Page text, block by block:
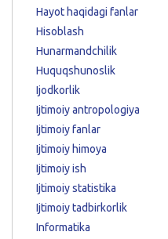
Hayot haqidagi fanlar
Hisoblash
Hunarmandchilik
Huquqshunoslik
Ijodkorlik
Ijtimoiy antropologiya
Ijtimoiy fanlar
Ijtimoiy himoya
Ijtimoiy ish
Ijtimoiy statistika
Ijtimoiy tadbirkorlik
Informatika